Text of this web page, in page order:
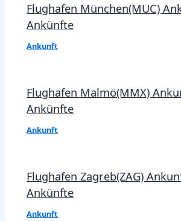
Flughafen München(MUC)
Ankünfte
Ankunft
Flughafen Malmö(MMX)
Ankünfte
Ankunft
Flughafen Zagreb(ZAG)
Ankünfte
Ankunft